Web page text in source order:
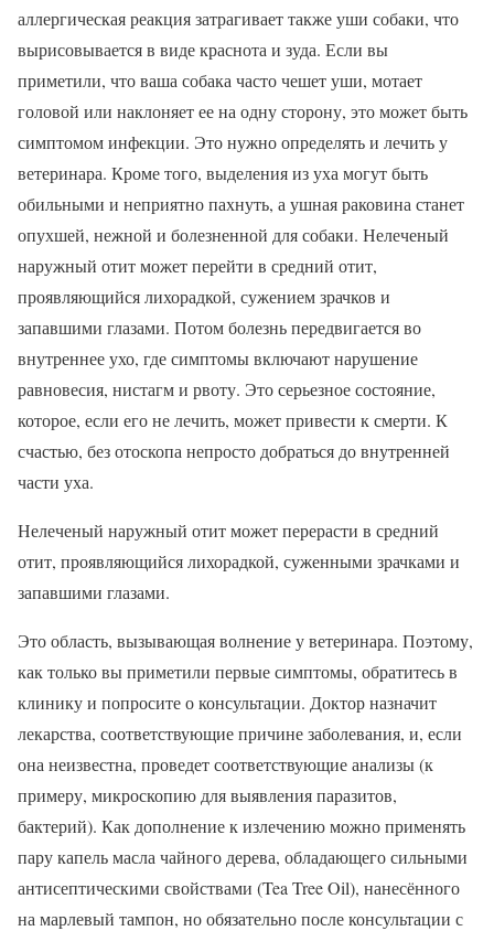
аллергическая реакция затрагивает также уши собаки, что
вырисовывается в виде краснота и зуда. Если вы
приметили, что ваша собака часто чешет уши, мотает
головой или наклоняет ее на одну сторону, это может быть
симптомом инфекции. Это нужно определять и лечить у
ветеринара. Кроме того, выделения из уха могут быть
обильными и неприятно пахнуть, а ушная раковина станет
опухшей, нежной и болезненной для собаки. Нелеченый
наружный отит может перейти в средний отит,
проявляющийся лихорадкой, сужением зрачков и
запавшими глазами. Потом болезнь передвигается во
внутреннее ухо, где симптомы включают нарушение
равновесия, нистагм и рвоту. Это серьезное состояние,
которое, если его не лечить, может привести к смерти. К
счастью, без отоскопа непросто добраться до внутренней
части уха.
Нелеченый наружный отит может перерасти в средний
отит, проявляющийся лихорадкой, суженными зрачками и
запавшими глазами.
Это область, вызывающая волнение у ветеринара. Поэтому,
как только вы приметили первые симптомы, обратитесь в
клинику и попросите о консультации. Доктор назначит
лекарства, соответствующие причине заболевания, и, если
она неизвестна, проведет соответствующие анализы (к
примеру, микроскопию для выявления паразитов,
бактерий). Как дополнение к излечению можно применять
пару капель масла чайного дерева, обладающего сильными
антисептическими свойствами (Tea Tree Oil), нанесённого
на марлевый тампон, но обязательно после консультации с